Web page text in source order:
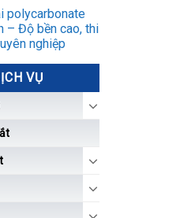
polycarbonate
– Độ bền cao, thi
nghiệp
VỤ